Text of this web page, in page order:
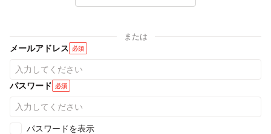
または
メールアドレス 必須
パスワード 必須
パスワードを表示